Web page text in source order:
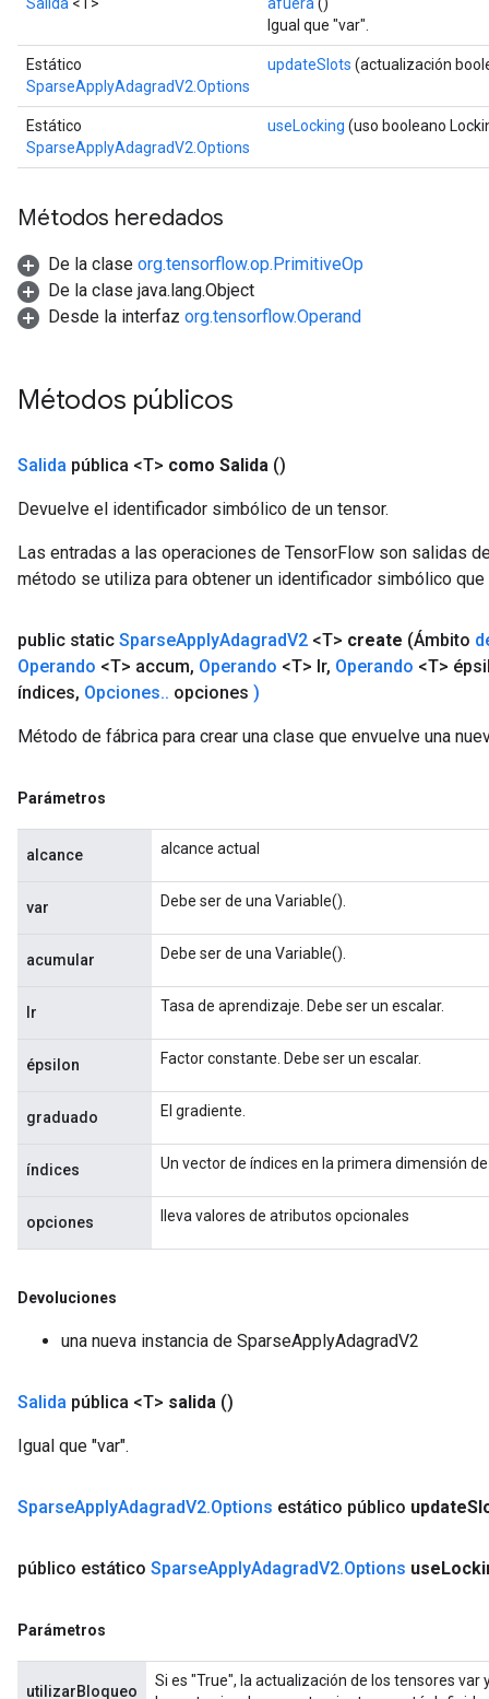
Igual que "var".
Estático
SparseApplyAdagradV2.Options
updateSlots (actualización
Estático
SparseApplyAdagradV2.Options
useLocking (uso booleano
Métodos heredados
De la clase org.tensorflow.op.PrimitiveOp
De la clase java.lang.Object
Desde la interfaz org.tensorflow.Operand
Métodos públicos
Salida pública <T> como Salida ()
Devuelve el identificador simbólico de un tensor.
Las entradas a las operaciones de TensorFlow son salidas
método se utiliza para obtener un identificador simbólico
public static SparseApplyAdagradV2 <T> create (Ámbito
Operando <T> accum, Operando <T> lr, Operando <T>
índices, Opciones.. opciones )
Método de fábrica para crear una clase que envuelve una
Parámetros
alcance alcance actual
var Debe ser de una Variable().
acumular Debe ser de una Variable().
lr Tasa de aprendizaje. Debe ser un escalar.
épsilon Factor constante. Debe ser un escalar.
graduado El gradiente.
índices Un vector de índices en la primera dimensión
opciones lleva valores de atributos opcionales
Devoluciones
una nueva instancia de SparseApplyAdagradV2
Salida pública <T> salida ()
Igual que "var".
SparseApplyAdagradV2.Options estático público update
público estático SparseApplyAdagradV2.Options use
Parámetros
utilizarBloqueo
Si es "True", la actualización de los tensores